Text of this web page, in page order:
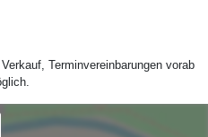
Terminvereinbarungen vorab